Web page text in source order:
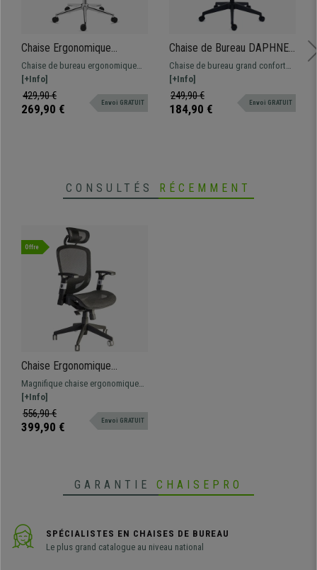
Chaise Ergonomique
ADARA, Totalement
Réglable, Appui-tête,
Support Lombaire, Noir
Chaise de bureau ergonomique
totalement adaptable. Conception
de grande qualité, très
confortable et innovante.
[+Info]
429,90 €
269,90 € Envoi GRATUIT
Chaise de Bureau DAPHNE,
Support Lombaire, Dossier
Basculant, Noir
Chaise de bureau grand confort
avec support lombaire. Robuste
et résistante, avec accoudoirs
rabattables.
[+Info]
249,90 €
184,90 € Envoi GRATUIT
CONSULTÉS RÉCEMMENT
Offre
Chaise Ergonomique
LOUBRESSAC, Totalement
Ajustable, Support
Lombaire, Noir
Magnifique chaise ergonomique
totalement ajustable, confortable
et très résistante. Idéal pour une
utilisation intensive.
[+Info]
556,90 €
399,90 € Envoi GRATUIT
GARANTIE CHAISEPRO
SPÉCIALISTES EN CHAISES DE BUREAU
Le plus grand catalogue au niveau national